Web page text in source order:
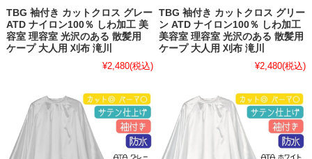
TBG 袖付き カットクロス グレー
ATD ナイロン100％ しわ加工 美
容室 理容室 光沢のある 散髪用
ケープ 大人用 刈布 滝川
¥2,480(税込)
TBG 袖付き カットクロス グリー
ン ATD ナイロン100％ しわ加工
美容室 理容室 光沢のある 散髪用
ケープ 大人用 刈布 滝川
¥2,480(税込)